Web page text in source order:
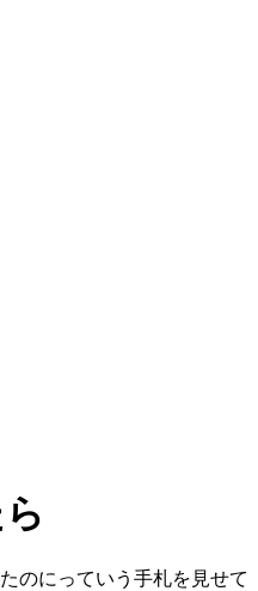
のにっていう手札を見せて